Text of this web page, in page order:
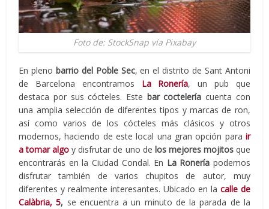
Foto de: StockSnap vía Pixabay
En pleno barrio del Poble Sec, en el distrito de Sant Antoni
de Barcelona encontramos La Ronería, un pub que
destaca por sus cócteles. Este bar coctelería cuenta con
una amplia selección de diferentes tipos y marcas de ron,
así como varios de los cócteles más clásicos y otros
modernos, haciendo de este local una gran opción para ir
a tomar algo y disfrutar de uno de los mejores mojitosque
encontrarás en la Ciudad Condal. En La Ronería podemos
disfrutar también de varios chupitos de autor, muy
diferentes y realmente interesantes. Ubicado en la calle de
Calàbria, 5, se encuentra a un minuto de la parada de la